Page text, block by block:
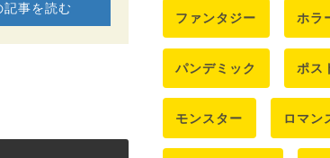
記事を読む
ファンタジー ホラ
パンデミック ポス
モンスター ロマン